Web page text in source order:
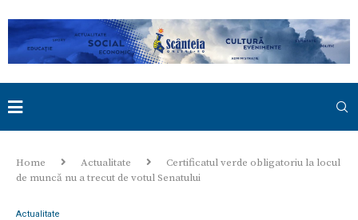
Home Actualitate
Certificatul verde obligatoriu la locul
de muncă nu a trecut de votul Senatului
Actualitate